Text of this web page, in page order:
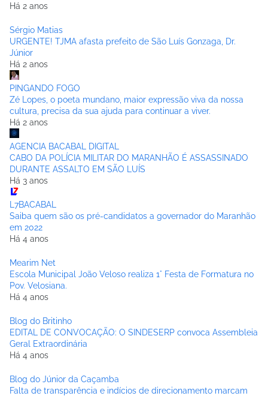
Há 2 anos
Sérgio Matias
URGENTE! TJMA afasta prefeito de São Luís Gonzaga, Dr.
Júnior
Há 2 anos
PINGANDO FOGO
Zé Lopes, o poeta mundano, maior expressão viva da nossa
cultura, precisa da sua ajuda para continuar a viver.
Há 2 anos
AGENCIA BACABAL DIGITAL
CABO DA POLÍCIA MILITAR DO MARANHÃO É ASSASSINADO
DURANTE ASSALTO EM SÃO LUÍS
Há 3 anos
L7BACABAL
Saiba quem são os pré-candidatos a governador do Maranhão
em 2022
Há 4 anos
Mearim Net
Escola Municipal João Veloso realiza 1° Festa de Formatura no
Pov. Velosiana.
Há 4 anos
Blog do Britinho
EDITAL DE CONVOCAÇÃO: O SINDESERP convoca Assembleia
Geral Extraordinária
Há 4 anos
Blog do Júnior da Caçamba
Falta de transparência e indícios de direcionamento marcam